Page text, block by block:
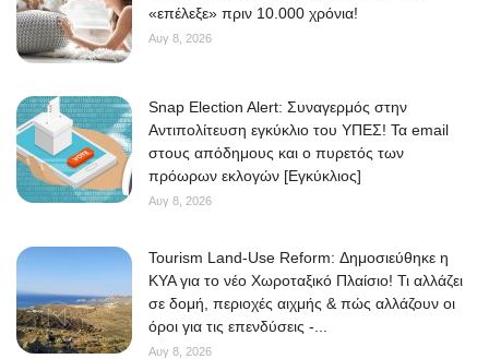
«επέλεξε» πριν 10.000 χρόνια!
Αυγ 8, 2026
Snap Election Alert: Συναγερμός στην
Αντιπολίτευση εγκύκλιο του ΥΠΕΣ! Τα email
στους απόδημους και ο πυρετός των
πρόωρων εκλογών [Εγκύκλιος]
Αυγ 8, 2026
Tourism Land-Use Reform: Δημοσιεύθηκε η
ΚΥΑ για το νέο Χωροταξικό Πλαίσιο! Τι αλλάζει
σε δομή, περιοχές αιχμής & πώς αλλάζουν οι
όροι για τις επενδύσεις -...
Αυγ 8, 2026